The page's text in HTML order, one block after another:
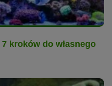
kroków do własnego